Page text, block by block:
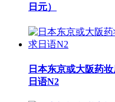
日元）
日本东京或大阪药
日语N2